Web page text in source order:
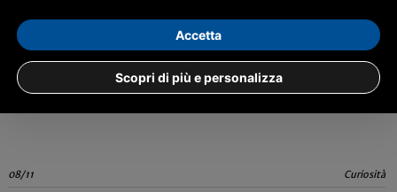
Torino, ecco le prime lauree in Circo contemporaneo
I primi sette laureati hanno discusso la loro tesi nel corso triennale
08/11 Curiosità
Scopri di più e personalizza
Accetta